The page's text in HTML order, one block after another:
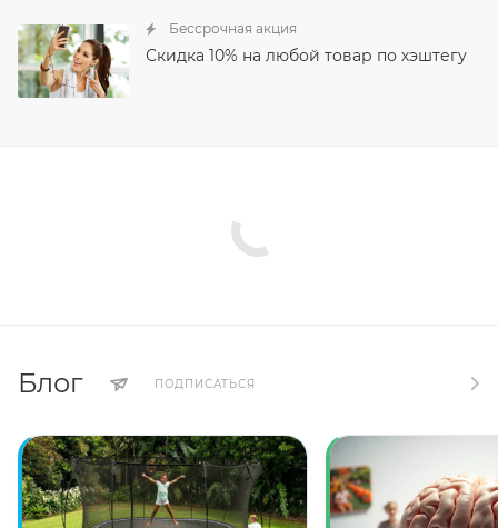
Бессрочная акция
Скидка 10% на любой товар по хэштегу
Блог ПОДПИСАТЬСЯ